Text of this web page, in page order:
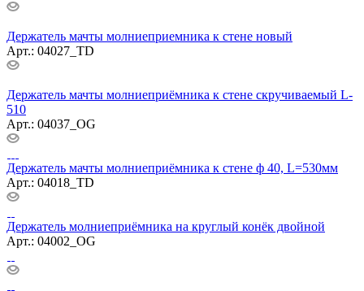
Держатель мачты молниеприемника к стене новый
Арт.: 04027_TD
Держатель мачты молниеприёмника к стене скручиваемый L-
510
Арт.: 04037_OG
Держатель мачты молниеприёмника к стене ф 40, L=530мм
Арт.: 04018_TD
Держатель молниеприёмника на круглый конёк двойной
Арт.: 04002_OG